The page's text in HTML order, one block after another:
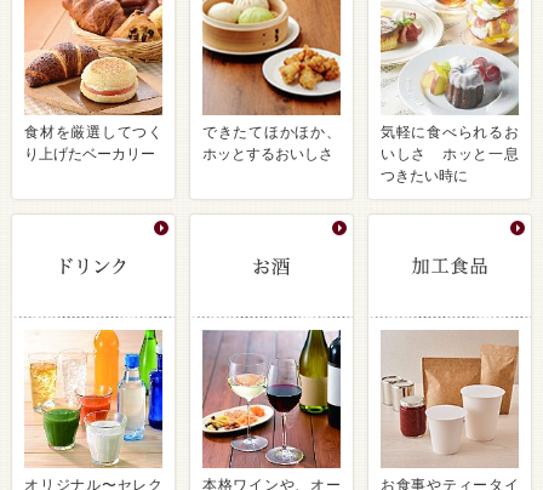
食材を厳選してつく
り上げたベーカリー
できたてほかほか、
ホッとするおいしさ
気軽に食べられるお
いしさ ホッと一息
つきたい時に
オリジナル〜セレク
本格ワインや、オー
お食事やティータイ